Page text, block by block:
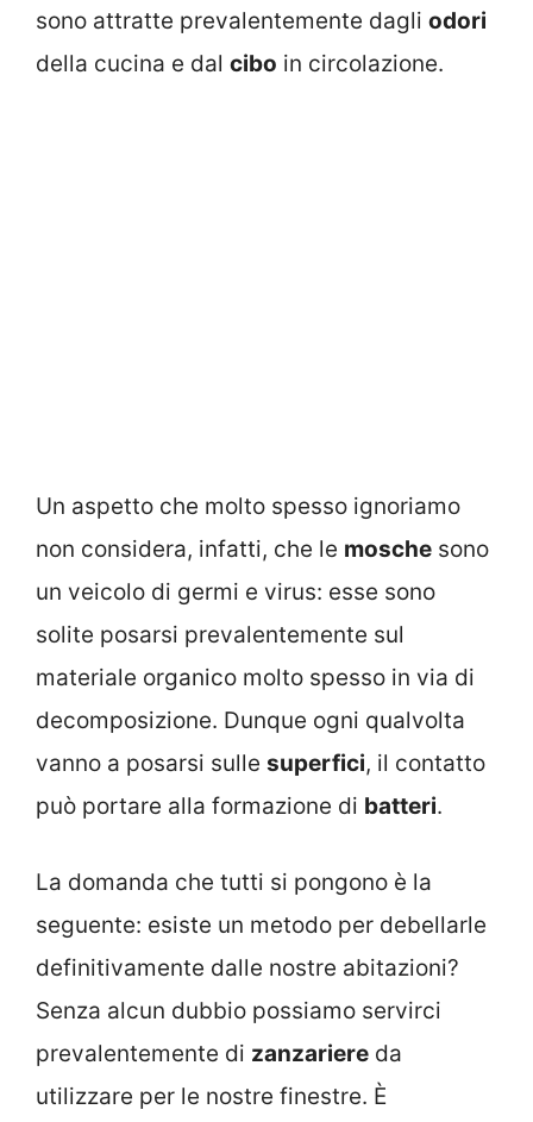
sono attratte prevalentemente dagli odori
della cucina e dal cibo in circolazione.
Un aspetto che molto spesso ignoriamo
non considera, infatti, che le mosche sono
un veicolo di germi e virus: esse sono
solite posarsi prevalentemente sul
materiale organico molto spesso in via di
decomposizione. Dunque ogni qualvolta
vanno a posarsi sulle superfici, il contatto
può portare alla formazione di batteri.
La domanda che tutti si pongono è la
seguente: esiste un metodo per debellarle
definitivamente dalle nostre abitazioni?
Senza alcun dubbio possiamo servirci
prevalentemente di zanzariere da
utilizzare per le nostre finestre. È